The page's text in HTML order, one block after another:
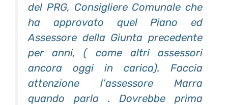
del PRG, Consigliere Comunale che
ha approvato quel Piano ed
Assessore della Giunta precedente
per anni, ( come altri assessori
ancora oggi in carica). Faccia
attenzione l’assessore Marra
quando parla . Dovrebbe prima